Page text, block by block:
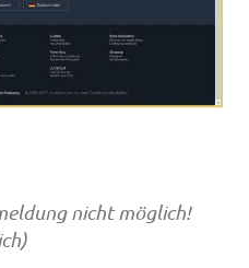
nicht möglich!